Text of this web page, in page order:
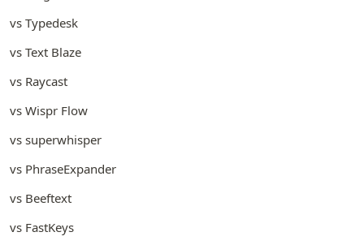
vs Typedesk
vs Text Blaze
vs Raycast
vs Wispr Flow
vs superwhisper
vs PhraseExpander
vs Beeftext
vs FastKeys